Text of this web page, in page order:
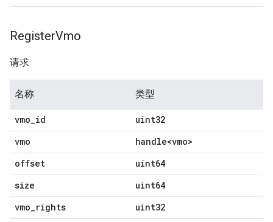
RegisterVmo
请求
名称 类型
vmo_id
uint32
vmo
handle<vmo>
offset
uint64
size
uint64
vmo_rights uint32